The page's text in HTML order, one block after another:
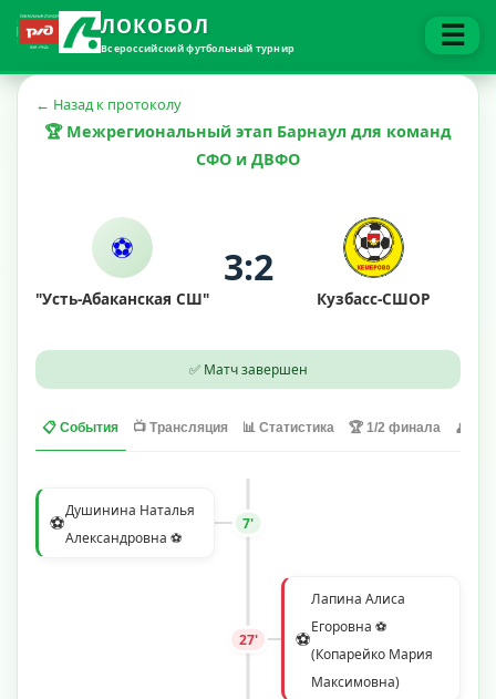
ЛОКОБОЛ
Всероссийский футбольный турнир ☰
← Назад к протоколу
🏆 Межрегиональный этап Барнаул для команд
СФО и ДВФО
⚽
"Усть-Абаканская СШ"
3:2
Кузбасс-СШОР
✅ Матч завершен
📋 События 📺 Трансляция 📊 Статистика 🏆 1/2 финала 👤
⚽Душинина Наталья
Александровна ⚽
7'
⚽
Лапина Алиса
Егоровна ⚽
(Копарейко Мария
Максимовна)
27'